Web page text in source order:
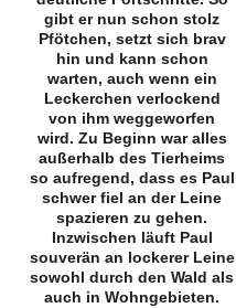
gibt er nun schon stolz
Pfötchen, setzt sich brav
hin und kann schon
warten, auch wenn ein
Leckerchen verlockend
von ihm weggeworfen
wird. Zu Beginn war alles
außerhalb des Tierheims
so aufregend, dass es Paul
schwer fiel an der Leine
spazieren zu gehen.
Inzwischen läuft Paul
souverän an lockerer Leine
sowohl durch den Wald als
auch in Wohngebieten.